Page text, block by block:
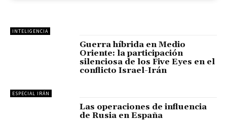
INTELIGENCIA
ESPECIAL IRÁN
Guerra híbrida en Medio
Oriente: la participación
silenciosa de los Five Eyes en el
conflicto Israel-Irán
Las operaciones de influencia
de Rusia en España